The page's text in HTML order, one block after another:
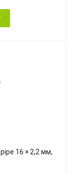
16 × 2,2 мм,